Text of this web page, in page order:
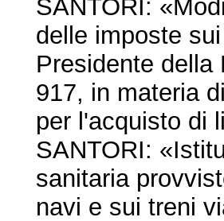
SANTORI:
delle imposte
Presidente della
917, in materia
per l'acquisto di
SANTORI:
sanitaria
navi e sui treni